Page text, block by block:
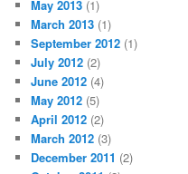
May 2013 (1)
March 2013 (1)
September 2012 (1)
July 2012 (2)
June 2012 (4)
May 2012 (5)
April 2012 (2)
March 2012 (3)
December 2011 (2)